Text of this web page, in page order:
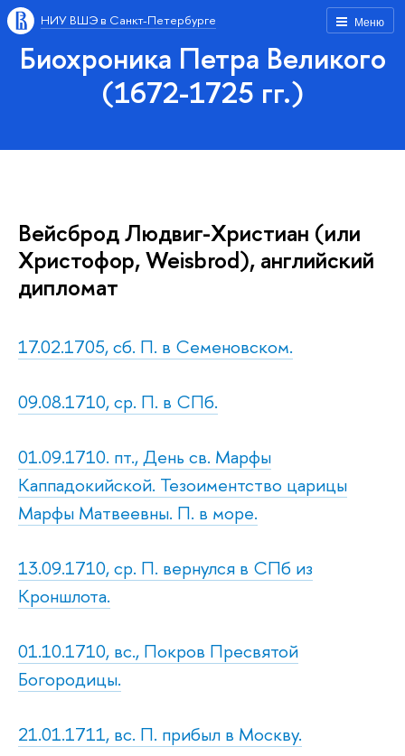
Меню
НИУ ВШЭ в Санкт-Петербурге
Биохроника Петра Великого
(1672-1725 гг.)
Вейсброд Людвиг-Христиан (или
Христофор, Weisbrod), английский
дипломат
17.02.1705, сб. П. в Семеновском.
09.08.1710, ср. П. в СПб.
01.09.1710. пт., День св. Марфы
Каппадокийской. Тезоиментство царицы
Марфы Матвеевны. П. в море.
13.09.1710, ср. П. вернулся в СПб из
Кроншлота.
01.10.1710, вс., Покров Пресвятой
Богородицы.
21.01.1711, вс. П. прибыл в Москву.